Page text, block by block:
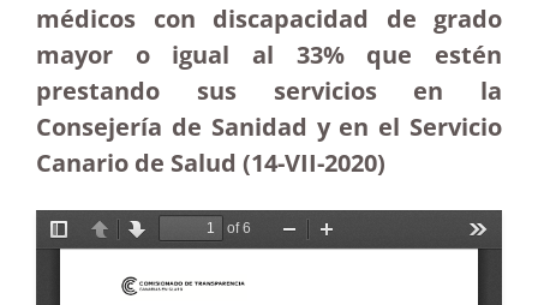
médicos con discapacidad de grado
mayor o igual al 33% que estén
prestando sus servicios en la
Consejería de Sanidad y en el Servicio
Canario de Salud (14-VII-2020)